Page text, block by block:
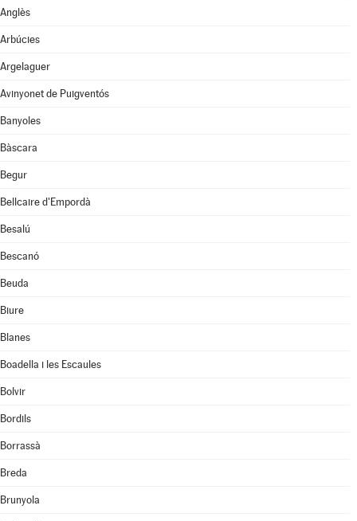
Anglès
Arbúcies
Argelaguer
Avinyonet de Puigventós
Banyoles
Bàscara
Begur
Bellcaire d'Empordà
Besalú
Bescanó
Beuda
Biure
Blanes
Boadella i les Escaules
Bolvir
Bordils
Borrassà
Breda
Brunyola